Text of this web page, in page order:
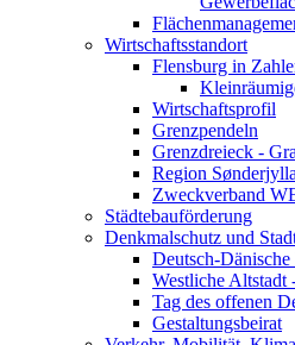
Wirtschaftsstandort
Flensburg in
Wirtschaftsprofil
Grenzpendeln
Grenzdreieck -
Region
Zweckverband
Städtebauförderung
Denkmalschutz und
Deutsch-
Westliche Altstadt
Tag des offenen
Gestaltungsbeirat